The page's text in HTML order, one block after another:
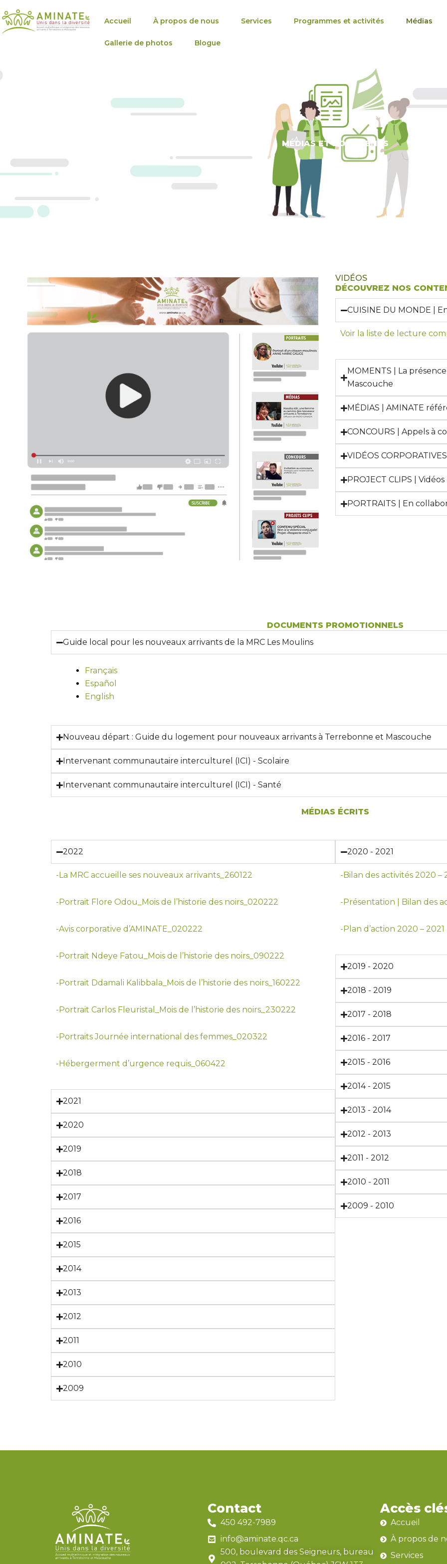
au
contenu
Accueil À propos de nous Services Programmes et activités Médias
Gallerie de photos Blogue
MÉDIAS ET DOCUMENTS
VIDÉOS
DÉCOUVREZ NOS
CUISINE DU MONDE |
Voir la liste de lecture
MOMENTS | La
Mascouche
MÉDIAS | AMINATE
CONCOURS | Appels à
VIDÉOS
PROJECT CLIPS |
PORTRAITS | En
DOCUMENTS PROMOTIONNELS
Guide local pour les nouveaux arrivants de la MRC Les Moulins
Français
Español
English
Nouveau départ : Guide du logement pour nouveaux arrivants à Terrebonne et Mascouche
Intervenant communautaire interculturel (ICI) - Scolaire
Intervenant communautaire interculturel (ICI) - Santé
MÉDIAS ÉCRITS
2022
-La MRC accueille ses nouveaux arrivants_260122
-Portrait Flore Odou_Mois de l’historie des noirs_020222
-Avis corporative d’AMINATE_020222
-Portrait Ndeye Fatou_Mois de l’historie des noirs_090222
-Portrait Ddamali Kalibbala_Mois de l’historie des noirs_160222
-Portrait Carlos Fleuristal_Mois de l’historie des noirs_230222
-Portraits Journée international des femmes_020322
-Hébergerment d’urgence requis_060422
2021
2020
2019
2018
2017
2016
2015
2014
2013
2012
2011
2010
2009
2020 - 2021
-Bilan des activités 2020 –
-Présentation | Bilan des
-Plan d’action 2020 – 2021
2019 - 2020
2018 - 2019
2017 - 2018
2016 - 2017
2015 - 2016
2014 - 2015
2013 - 2014
2012 - 2013
2011 - 2012
2010 - 2011
2009 - 2010
Contact
450 492-7989
info@aminate.qc.ca
500, boulevard des Seigneurs, bureau
Accès
Accueil
À propos de
Services